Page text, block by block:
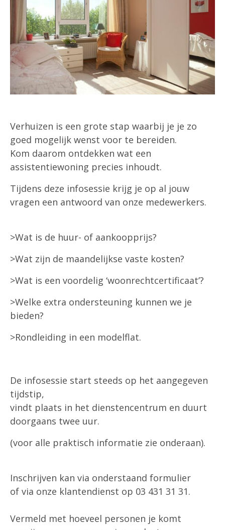
Verhuizen is een grote stap waarbij je je zo
goed mogelijk wenst voor te bereiden.
Kom daarom ontdekken wat een
assistentiewoning precies inhoudt.
Tijdens deze infosessie krijg je op al jouw
vragen een antwoord van onze medewerkers.
>Wat is de huur- of aankoopprijs?
>Wat zijn de maandelijkse vaste kosten?
>Wat is een voordelig ‘woonrechtcertificaat’?
>Welke extra ondersteuning kunnen we je
bieden?
>Rondleiding in een modelflat.
De infosessie start steeds op het aangegeven
tijdstip,
vindt plaats in het dienstencentrum en duurt
doorgaans twee uur.
(voor alle praktisch informatie zie onderaan).
Inschrijven kan via onderstaand formulier
of via onze klantendienst op 03 431 31 31.
Vermeld met hoeveel personen je komt